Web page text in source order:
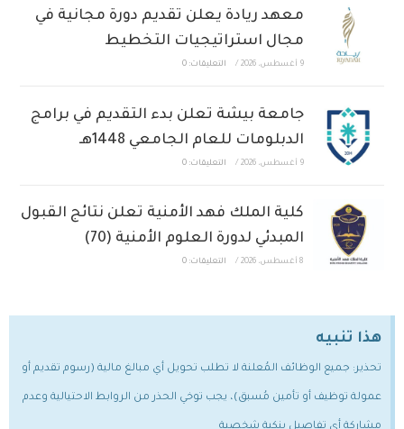
معهد ريادة يعلن تقديم دورة مجانية في
مجال استراتيجيات التخطيط
9 أغسطس، 2026 / التعليقات: 0
جامعة بيشة تعلن بدء التقديم في برامج
الدبلومات للعام الجامعي 1448هـ
9 أغسطس، 2026 / التعليقات: 0
كلية الملك فهد الأمنية تعلن نتائج القبول
المبدئي لدورة العلوم الأمنية (70)
8 أغسطس، 2026 / التعليقات: 0
هذا تنبيه
تحذير: جميع الوظائف المُعلنة لا تطلب تحويل أي مبالغ مالية (رسوم تقديم أو
عمولة توظيف أو تأمين مُسبق)، يجب توخي الحذر من الروابط الاحتيالية وعدم
مشاركة أي تفاصيل بنكية شخصية